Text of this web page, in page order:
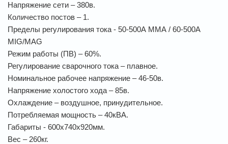
Напряжение сети – 380в.
Количество постов – 1.
Пределы регулирования тока - 50-500А ММА / 60-500A
MIG/MAG
Режим работы (ПВ) – 60%.
Регулирование сварочного тока – плавное.
Номинальное рабочее напряжение – 46-50в.
Напряжение холостого хода – 85в.
Охлаждение – воздушное, принудительное.
Потребляемая мощность – 40кВА.
Габариты - 600х740х920мм.
Вес – 260кг.